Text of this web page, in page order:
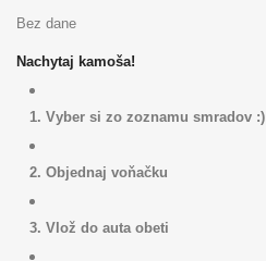
Bez dane
Nachytaj kamoša!
1. Vyber si zo zoznamu smradov :)
2. Objednaj voňačku
3. Vlož do auta obeti